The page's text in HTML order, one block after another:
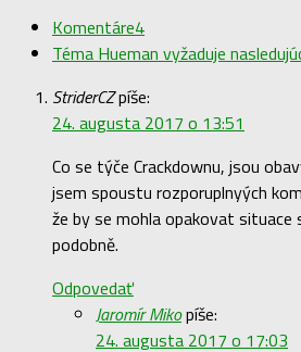
Komentáre4
Téma Hueman vyžaduje
StriderCZpíše:
24. augusta 2017 o 13:51
Co se týče Crackdownu, jsou
jsem spoustu rozporuplnyých
že by se mohla opakovat situace
podobně.
Odpovedať
Jaromír Mikopíše:
24. augusta 2017 o 17:03